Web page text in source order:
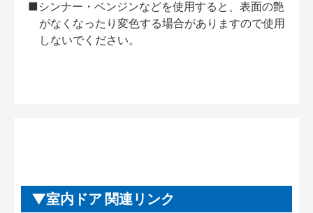
■シンナー・ベンジンなどを使用すると、表面の艶
がなくなったり変色する場合がありますので使用
しないでください。
室内ドア 関連リンク